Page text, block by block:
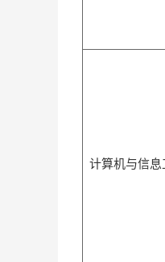
计算机与信息